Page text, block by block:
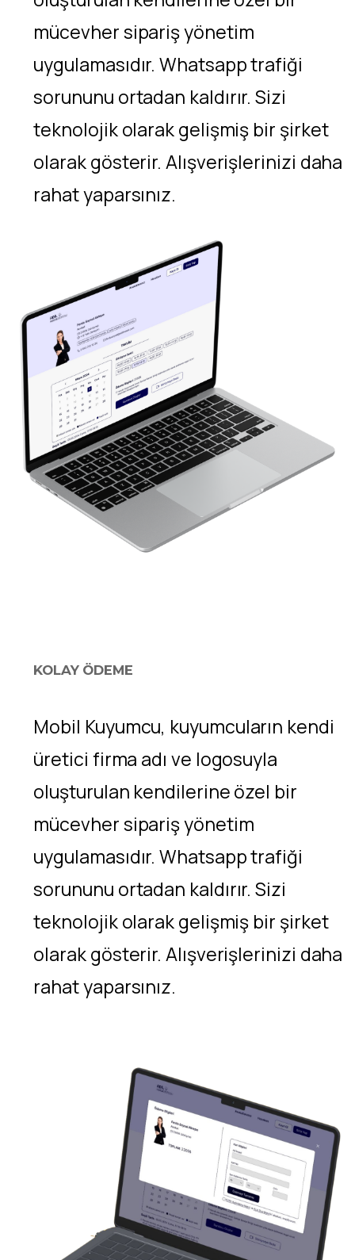
mücevher sipariş yönetim
uygulamasıdır. Whatsapp trafiği
sorununu ortadan kaldırır. Sizi
teknolojik olarak gelişmiş bir şirket
olarak gösterir. Alışverişlerinizi daha
rahat yaparsınız.
KOLAY ÖDEME
Mobil Kuyumcu, kuyumcuların kendi
üretici firma adı ve logosuyla
oluşturulan kendilerine özel bir
mücevher sipariş yönetim
uygulamasıdır. Whatsapp trafiği
sorununu ortadan kaldırır. Sizi
teknolojik olarak gelişmiş bir şirket
olarak gösterir. Alışverişlerinizi daha
rahat yaparsınız.